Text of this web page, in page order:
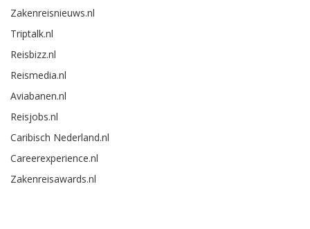
Zakenreisnieuws.nl
Triptalk.nl
Reisbizz.nl
Reismedia.nl
Aviabanen.nl
Reisjobs.nl
Caribisch Nederland.nl
Careerexperience.nl
Zakenreisawards.nl